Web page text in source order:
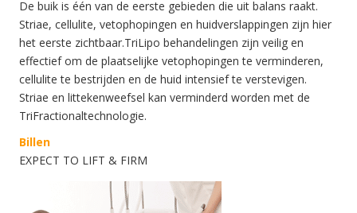
De buik is één van de eerste gebieden die uit balans raakt.
Striae, cellulite, vetophopingen en huidverslappingen zijn hier
het eerste zichtbaar.TriLipo behandelingen zijn veilig en
effectief om de plaatselijke vetophopingen te verminderen,
cellulite te bestrijden en de huid intensief te verstevigen.
Striae en littekenweefsel kan verminderd worden met de
TriFractionaltechnologie.
Billen
EXPECT TO LIFT & FIRM